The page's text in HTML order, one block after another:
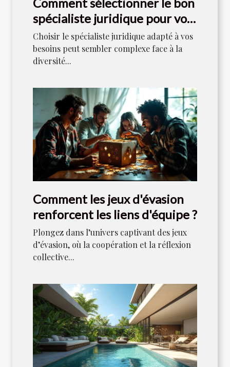
spécialiste juridique pour vos
besoins ?
Choisir le spécialiste juridique adapté à vos
besoins peut sembler complexe face à la
diversité...
Comment les jeux d'évasion
renforcent les liens d'équipe ?
Plongez dans l’univers captivant des jeux
d’évasion, où la coopération et la réflexion
collective...